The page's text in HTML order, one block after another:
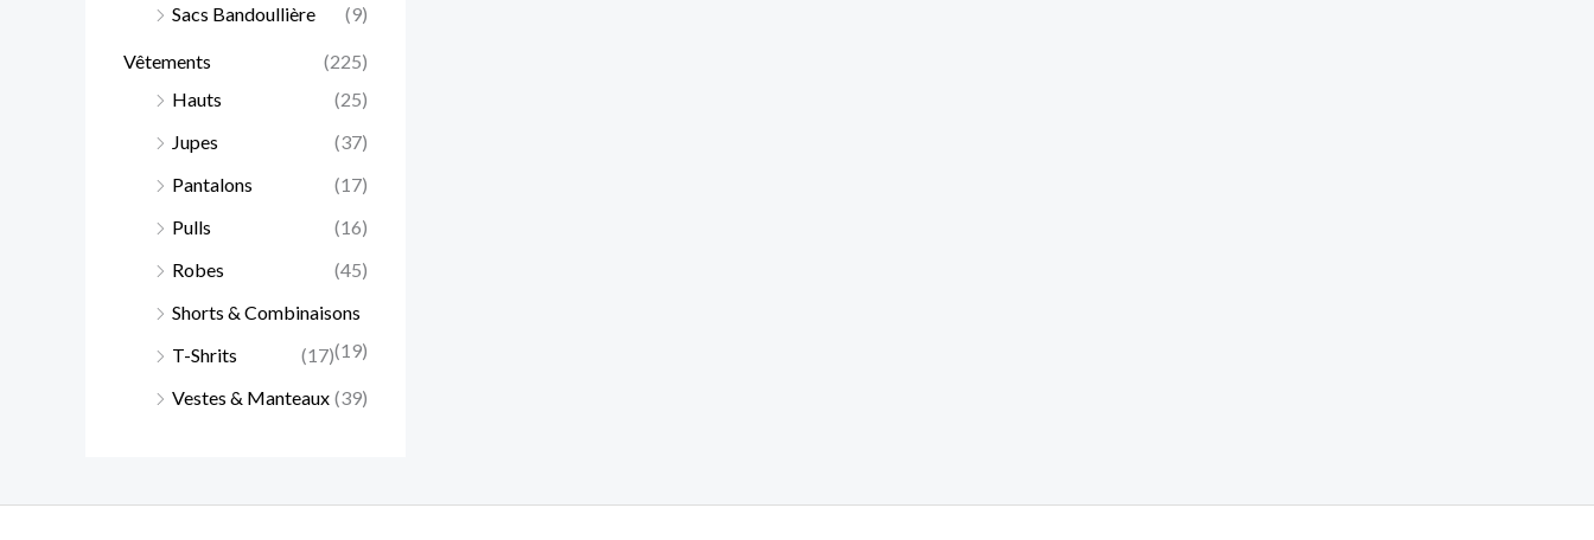
Sacs Bandoullière
(9)
Vêtements
(225)
Hauts
(25)
Jupes
(37)
Pantalons
(17)
Pulls
(16)
Robes
(45)
Shorts & Combinaisons
(19)
T-Shrits
(17)
Vestes & Manteaux (39)